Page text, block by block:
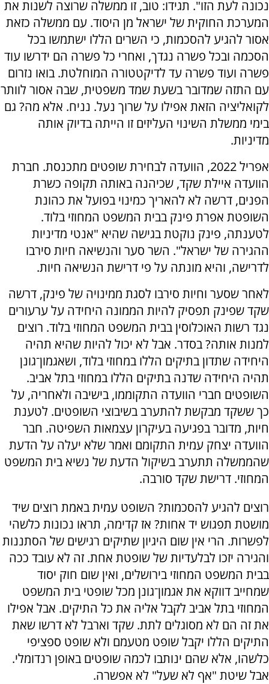
נכונה לעת הזו". תגידו: טוב, זו ממשלה שרוצה לשנות את
המערכת החוקית של ישראל מן היסוד. עם ממשלה כזאת
אסור להגיע להסכמות, כי השרים הללו ישתמשו בכל
הסכמה ובכל פשרה נגדך, ואחרי כל פשרה הם ידרשו עוד
פשרה ועוד פשרה עד לדיקטטורה המוחלטת. בואו נזרום
עם התזה שמדובר בשעת שמד משפטית, שבה אסור לוותר
לקואליציה הזאת אפילו על שרוך נעל. נניח. אלא מה? גם
בימי ממשלת השינוי העליזים זו הייתה בדיוק אותה
מדיניות.
אפריל 2022, הוועדה לבחירת שופטים מתכנסת. חברת
הוועדה איילת שקד, שכיהנה באותה תקופה כשרת
הפנים, דרשה לא להאריך כמינוי בפועל את כהונת
השופטת אפרת פינק בבית המשפט המחוזי בלוד.
לטענתה, פינק נוקטת בגישה שהיא "אנטי מדיניות
ההגירה של ישראל". השר סער והנשיאה חיות סירבו
לדרישה, והיא מונתה על פי דרישת הנשיאה חיות.
לאחר שסער וחיות סירבו לסגת ממינויה של פינק, דרשה
שקד שפינק תפסיק להיות הממונה היחידה על ערעורים
נגד רשות האוכלוסין בבית המשפט המחוזי בלוד. רוצים
למנות אותה? בסדר. אבל לא יכול להיות שהיא תהיה
היחידה שתדון בתיקים הללו במחוזי בלוד, ושאגמון־גונן
תהיה היחידה שדנה בתיקים הללו במחוזי בתל אביב.
השופטים חברי הוועדה התקוממו, בישיבה ולאחריה, על
כך ששקד מבקשת להתערב בשיבוצי השופטים. לטענת
חיות, מדובר בפגיעה בעיקרון עצמאות השפיטה. חבר
הוועדה יצחק עמית התקומם ואמר שלא יעלה על הדעת
שהממשלה תתערב בשיקול הדעת של נשיא בית המשפט
המחוזי. דרישת שקד סורבה.
רוצים להגיע להסכמות? השופט עמית באמת רוצים שיד
מושטת תפגוש יד אחות? אז קדימה, תראו נכונות כלשהי
לפשרות. הרי אין שום היגיון שתיקים רגישים של הסתננות
והגירה יזכו לבלעדיות של שופטת אחת. זה לא עובד ככה
בבית המשפט המחוזי בירושלים, ואין שום חוק יסוד
שמחייב דווקא את אגמון־גונן מכל שופטי בית המשפט
המחוזי בתל אביב לקבל אליה את כל התיקים. אבל אפילו
את זה הם לא מסוגלים לתת. שקד וארבל לא דרשו שאת
התיקים הללו יקבל שופט מטעמם ולא שופט ספציפי
כלשהו, אלא שהם ינותבו לכמה שופטים באופן רנדומלי.
אבל שיטת "אף לא שעל" לא אפשרה.